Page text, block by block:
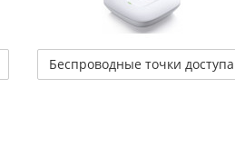
Беспроводные точки доступа